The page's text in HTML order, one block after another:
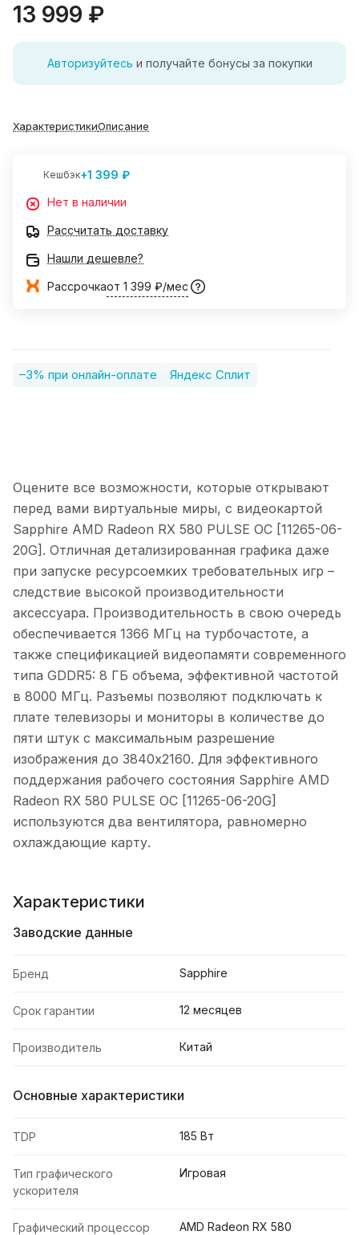
13 999 ₽
Авторизуйтесь и получайте бонусы за покупки
ХарактеристикиОписание
Кешбэк+1 399 ₽
Нет в наличии
Рассчитать доставку
Нашли дешевле?
Рассрочкаот 1 399 ₽/мес
–3% при онлайн-оплате Яндекс Сплит
Оцените все возможности, которые открывают
перед вами виртуальные миры, с видеокартой
Sapphire AMD Radeon RX 580 PULSE OC [11265-06-
20G]. Отличная детализированная графика даже
при запуске ресурсоемких требовательных игр –
следствие высокой производительности
аксессуара. Производительность в свою очередь
обеспечивается 1366 МГц на турбочастоте, а
также спецификацией видеопамяти современного
типа GDDR5: 8 ГБ объема, эффективной частотой
в 8000 МГц. Разъемы позволяют подключать к
плате телевизоры и мониторы в количестве до
пяти штук с максимальным разрешение
изображения до 3840x2160. Для эффективного
поддержания рабочего состояния Sapphire AMD
Radeon RX 580 PULSE OC [11265-06-20G]
используются два вентилятора, равномерно
охлаждающие карту.
Характеристики
Заводские данные
Бренд Sapphire
Срок гарантии 12 месяцев
Производитель Китай
Основные характеристики
TDP 185 Вт
Тип графического
ускорителя
Игровая
Графический процессор AMD Radeon RX 580